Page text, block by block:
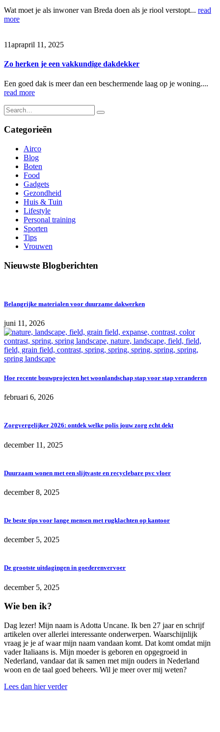
Wat moet je als inwoner van Breda doen als je riool verstopt... read
more
11aprapril 11, 2025
Zo herken je een vakkundige dakdekker
Een goed dak is meer dan een beschermende laag op je woning....
read more
Categorieën
Airco
Blog
Boten
Food
Gadgets
Gezondheid
Huis & Tuin
Lifestyle
Personal training
Sporten
Tips
Vrouwen
Nieuwste Blogberichten
Belangrijke materialen voor duurzame dakwerken
juni 11, 2026
Hoe recente bouwprojecten het woonlandschap stap voor stap veranderen
februari 6, 2026
Zorgvergelijker 2026: ontdek welke polis jouw zorg echt dekt
december 11, 2025
Duurzaam wonen met een slijtvaste en recyclebare pvc vloer
december 8, 2025
De beste tips voor lange mensen met rugklachten op kantoor
december 5, 2025
De grootste uitdagingen in goederenvervoer
december 5, 2025
Wie ben ik?
Dag lezer! Mijn naam is Adotta Uncane. Ik ben 27 jaar en schrijf
artikelen over allerlei interessante onderwerpen. Waarschijnlijk
vraag je je af waar mijn naam vandaan komt. Dat komt omdat mijn
vader Italiaans is. Mijn moeder is geboren en opgegroeid in
Nederland, vandaar dat ik samen met mijn ouders in Nederland
woon en de taal goed beheers. Wil je meer over mij weten?
Lees dan hier verder